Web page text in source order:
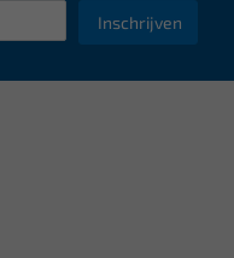
Inschrijven